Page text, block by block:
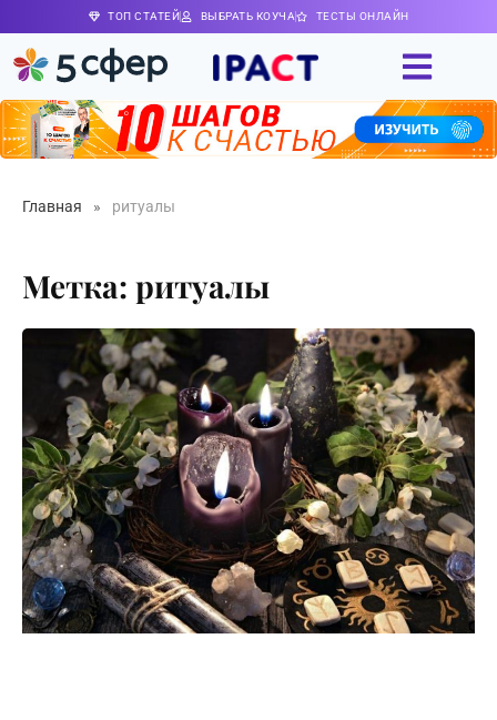
ТОП СТАТЕЙ ВЫБРАТЬ КОУЧА ТЕСТЫ ОНЛАЙН
Главная » ритуалы
Метка: ритуалы